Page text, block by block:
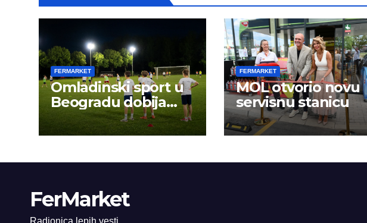
FERMARKET
Omladinski sport u
Beogradu dobija
novu energiju:
FERMARKET
MOL otvorio novu
servisnu stanicu
FerMarket
Radionica lepih vesti